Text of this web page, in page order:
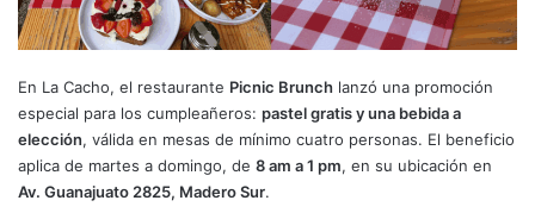
En La Cacho, el restaurante Picnic Brunch lanzó una promoción
especial para los cumpleañeros: pastel gratis y una bebida a
elección, válida en mesas de mínimo cuatro personas. El beneficio
aplica de martes a domingo, de 8 am a 1 pm, en su ubicación en
Av. Guanajuato 2825, Madero Sur.